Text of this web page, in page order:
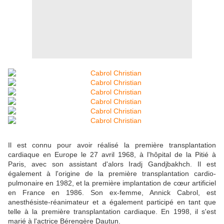
Il est connu pour avoir réalisé la première transplantation
cardiaque en Europe le 27 avril 1968, à l'hôpital de la Pitié à
Paris, avec son assistant d'alors Iradj Gandjbakhch. Il est
également à l'origine de la première transplantation cardio-
pulmonaire en 1982, et la première implantation de cœur artificiel
en France en 1986. Son ex-femme, Annick Cabrol, est
anesthésiste-réanimateur et a également participé en tant que
telle à la première transplantation cardiaque. En 1998, il s'est
marié à l'actrice Bérengère Dautun.